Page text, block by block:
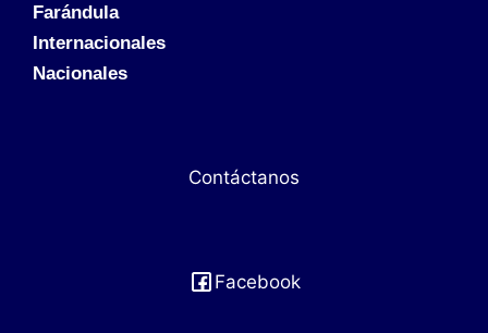
Farándula
Internacionales
Nacionales
Contáctanos
Facebook